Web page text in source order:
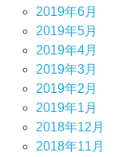
2019年6月
2019年5月
2019年4月
2019年3月
2019年2月
2019年1月
2018年12月
2018年11月